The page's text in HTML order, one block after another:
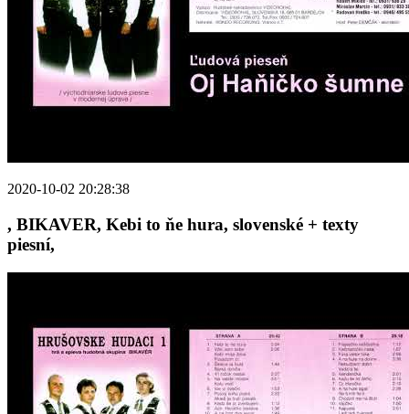
2020-10-02 20:28:38
, BIKAVER, Kebi to ňe hura, slovenské + texty
piesní,